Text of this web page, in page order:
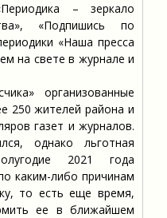
– зеркало
«Подпишись по
«Наша пресса
на свете в журнале и
организованные
250 жителей района и
газет и журналов.
однако льготная
2021 года
каким-либо причинам
то есть еще время,
ее в ближайшем